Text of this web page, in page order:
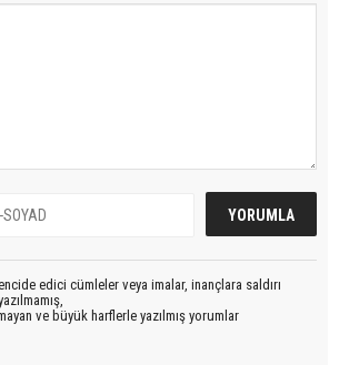
edici cümleler veya imalar, inançlara saldırı
ve büyük harflerle yazılmış yorumlar